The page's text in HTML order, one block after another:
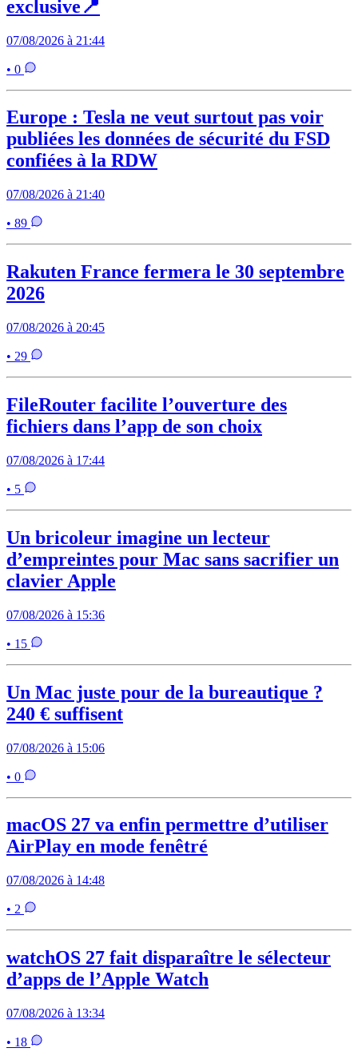
exclusive📍
07/08/2026 à 21:44
• 0
Europe : Tesla ne veut surtout pas voir
publiées les données de sécurité du FSD
confiées à la RDW
07/08/2026 à 21:40
• 89
Rakuten France fermera le 30 septembre
2026
07/08/2026 à 20:45
• 29
FileRouter facilite l’ouverture des
fichiers dans l’app de son choix
07/08/2026 à 17:44
• 5
Un bricoleur imagine un lecteur
d’empreintes pour Mac sans sacrifier un
clavier Apple
07/08/2026 à 15:36
• 15
Un Mac juste pour de la bureautique ?
240 € suffisent
07/08/2026 à 15:06
• 0
macOS 27 va enfin permettre d’utiliser
AirPlay en mode fenêtré
07/08/2026 à 14:48
• 2
watchOS 27 fait disparaître le sélecteur
d’apps de l’Apple Watch
07/08/2026 à 13:34
• 18